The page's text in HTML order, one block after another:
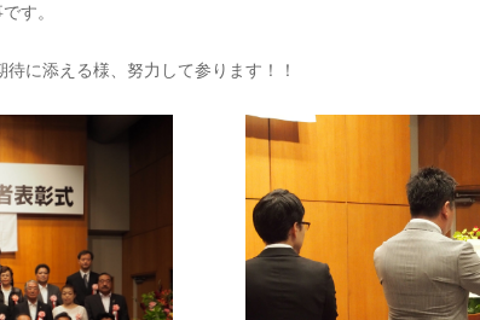
す。
に添える様、努力して参ります！！